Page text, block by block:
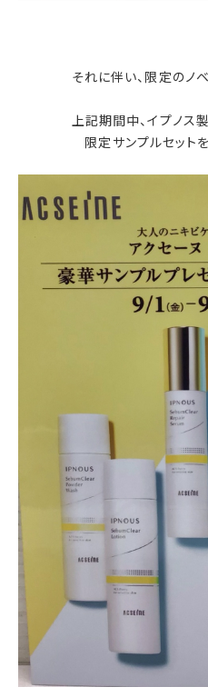
それに伴い、限定のノ
上記期間中、イプノス
限定サンプルセット